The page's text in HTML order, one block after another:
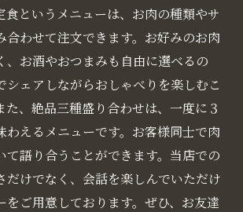
食というメニューは、お肉の種類やサ
合わせて注文できます。お好みのお肉
、お酒やおつまみも自由に選べるの
シェアしながらおしゃべりを楽しむこ
た、絶品三種盛り合わせは、一度に３
わえるメニューです。お客様同士で肉
て語り合うことができます。当店での
だけでなく、会話を楽しんでいただけ
をご用意しております。ぜひ、お友達